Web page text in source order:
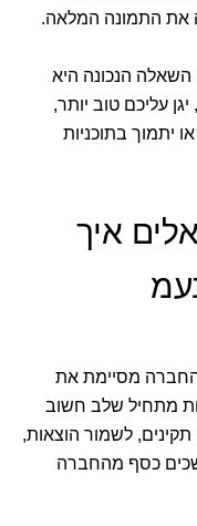
את התמונה המלאה.
השאלה הנכונה היא
עליכם טוב יותר,
יתמוך בתוכניות
איך
מסיימת את
מתחיל שלב חשוב
תקינים, לשמור הוצאות,
כסף מהחברה